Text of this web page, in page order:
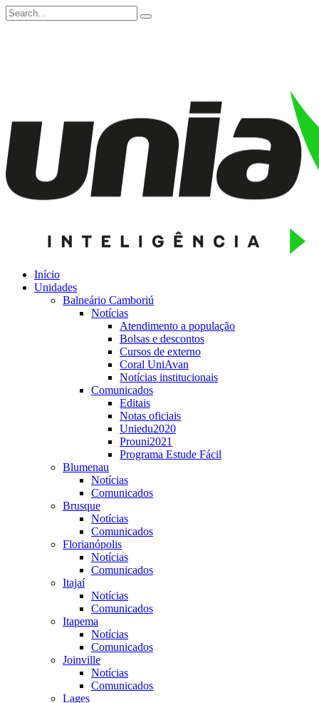
Início
Unidades
Balneário Camboriú
Notícias
Atendimento a população
Bolsas e descontos
Cursos de externo
Coral UniAvan
Notícias institucionais
Comunicados
Editais
Notas oficiais
Uniedu2020
Prouni2021
Programa Estude Fácil
Blumenau
Notícias
Comunicados
Brusque
Notícias
Comunicados
Florianópolis
Notícias
Comunicados
Itajaí
Notícias
Comunicados
Itapema
Notícias
Comunicados
Joinville
Notícias
Comunicados
Lages